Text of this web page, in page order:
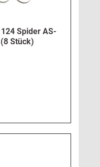
Spider AS-
Stück)